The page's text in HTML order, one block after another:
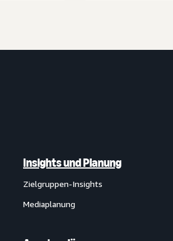
Insights und Planung
Zielgruppen-Insights
Mediaplanung